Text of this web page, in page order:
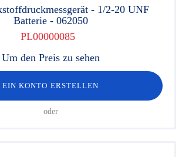
- 1/2-20 UNF
Batterie - 062050
PL00000085
Um den Preis zu sehen
EIN KONTO ERSTELLEN
oder